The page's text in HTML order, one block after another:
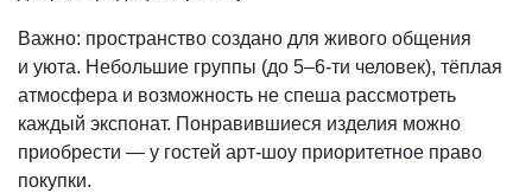
Важно: пространство создано для живого общения
и уюта. Небольшие группы (до 5–6-ти человек), тёплая
атмосфера и возможность не спеша рассмотреть
каждый экспонат. Понравившиеся изделия можно
приобрести — у гостей арт-шоу приоритетное право
покупки.